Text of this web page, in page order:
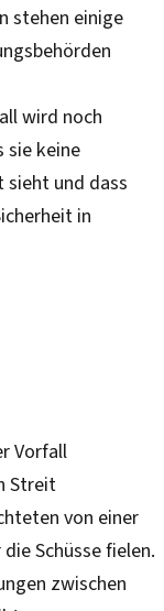
stehen einige
wird noch
sie keine
und dass
in
Vorfall
Streit
von einer
Schüsse fielen.
zwischen